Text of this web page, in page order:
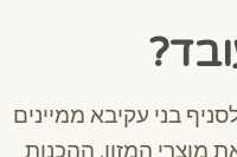
בני עקיבא ממיינים
מוצרי המזון. ההכנות